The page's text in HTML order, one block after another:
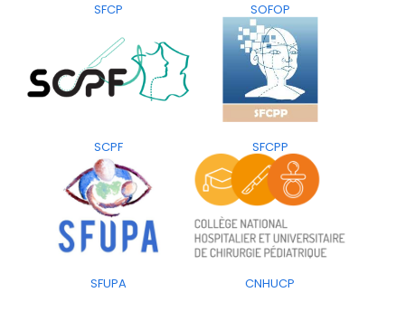
SFCP SOFOP
SCPF SFCPP
SFUPA CNHUCP